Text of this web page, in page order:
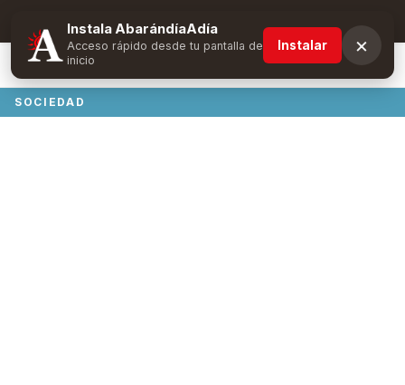
Suscríbete y obtén ventajas exclusivas
SOCIEDAD
Instala AbarándíaAdía
Acceso rápido desde tu pantalla de
inicio
Instalar ×